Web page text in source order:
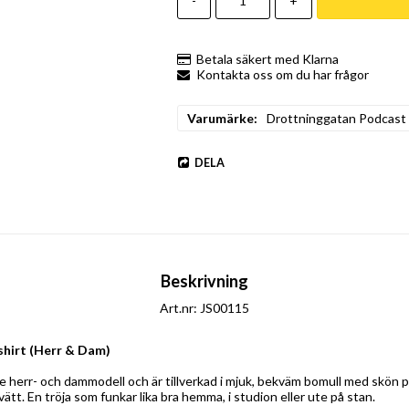
Betala säkert med Klarna
Kontakta oss om du har frågor
Varumärke Drottninggatan Podcast
DELA
Beskrivning
Art.nr: JS00115
(Herr & Dam)
herr- och dammodell och är tillverkad i mjuk, bekväm bomull med skön
En tröja som funkar lika bra hemma, i studion eller ute på stan.